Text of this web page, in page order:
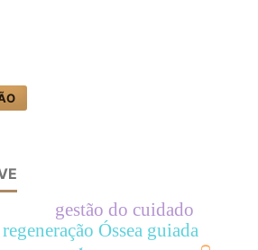
regeneração Óssea guiada
gestão do cuidado